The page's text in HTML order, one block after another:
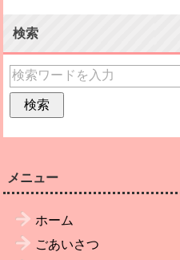
検索
メニュー
ホーム
ごあいさつ